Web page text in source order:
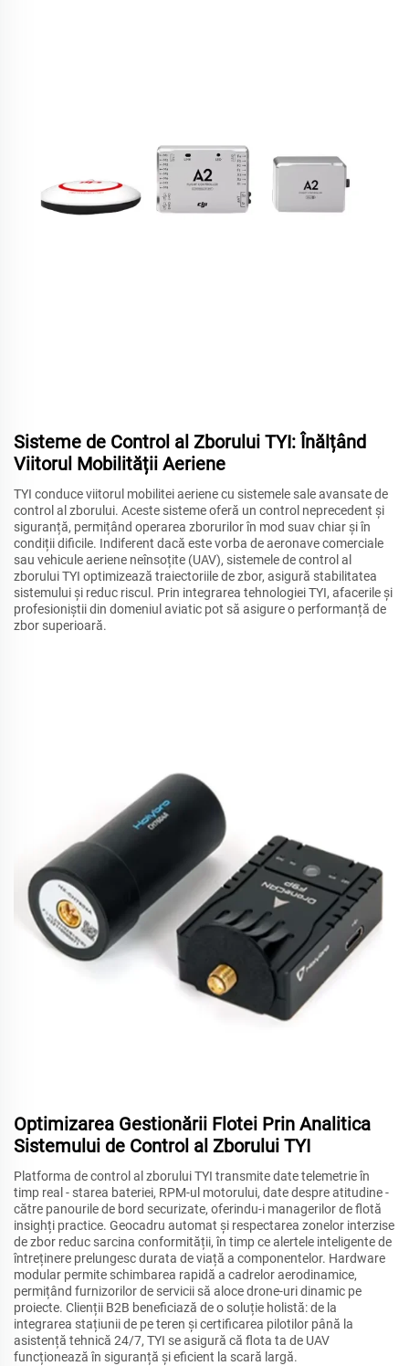
Sisteme de Control al Zborului TYI: Înălțând
Viitorul Mobilității Aeriene
TYI conduce viitorul mobilitei aeriene cu sistemele sale avansate de
control al zborului. Aceste sisteme oferă un control neprecedent și
siguranță, permițând operarea zborurilor în mod suav chiar și în
condiții dificile. Indiferent dacă este vorba de aeronave comerciale
sau vehicule aeriene neînsoțite (UAV), sistemele de control al
zborului TYI optimizează traiectoriile de zbor, asigură stabilitatea
sistemului și reduc riscul. Prin integrarea tehnologiei TYI, afacerile și
profesioniștii din domeniul aviatic pot să asigure o performanță de
zbor superioară.
Optimizarea Gestionării Flotei Prin Analitica
Sistemului de Control al Zborului TYI
Platforma de control al zborului TYI transmite date telemetrie în
timp real - starea bateriei, RPM-ul motorului, date despre atitudine -
către panourile de bord securizate, oferindu-i managerilor de flotă
insighți practice. Geocadru automat și respectarea zonelor interzise
de zbor reduc sarcina conformității, în timp ce alertele inteligente de
întreținere prelungesc durata de viață a componentelor. Hardware
modular permite schimbarea rapidă a cadrelor aerodinamice,
permițând furnizorilor de servicii să aloce drone-uri dinamic pe
proiecte. Clienții B2B beneficiază de o soluție holistă: de la
integrarea stațiunii de pe teren și certificarea pilotilor până la
asistență tehnică 24/7, TYI se asigură că flota ta de UAV
funcționează în siguranță și eficient la scară largă.